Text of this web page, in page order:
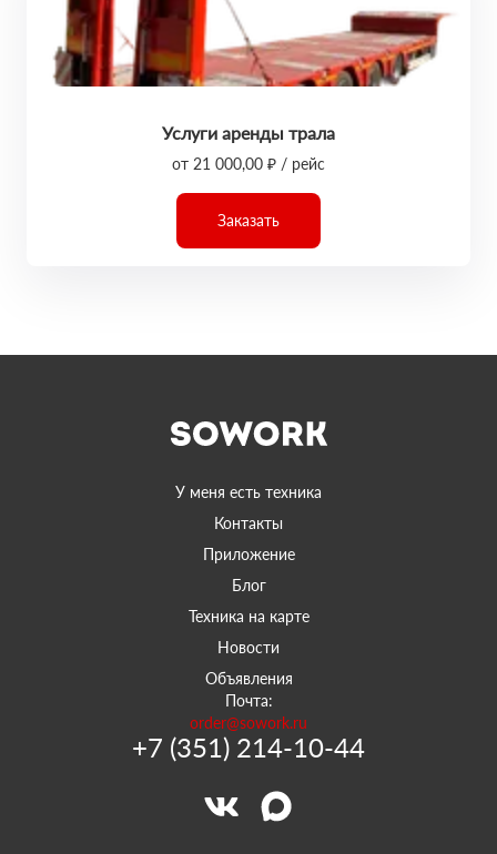
Услуги аренды трала
от 21 000,00 ₽ / рейс
Заказать
У меня есть техника
Контакты
Приложение
Блог
Техника на карте
Новости
Объявления
Почта:
order@sowork.ru
+7 (351) 214-10-44